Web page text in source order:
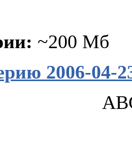
~200 Мб
2006-04-